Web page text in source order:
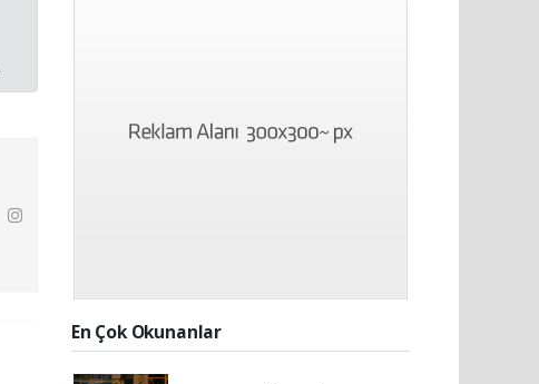
En Çok Okunanlar